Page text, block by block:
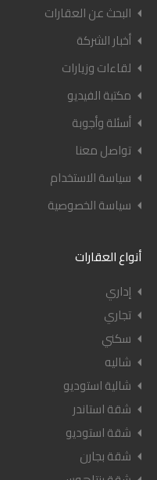
البحث عن العقارات
أخبار الشركة
لقاءات وزيارات
مكتبة الفيديو
أسئلة وأجوبة
تواصل معنا
سياسة الاستخدام
سياسة الخصوصية
أنواع العقارات
إداري
تجاري
سكني
شاليه
شالية استوديو
شقة استاندر
شقة استوديو
شقة بجارن